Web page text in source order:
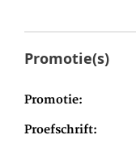
Promotie(s)
Promotie
Proefschrift